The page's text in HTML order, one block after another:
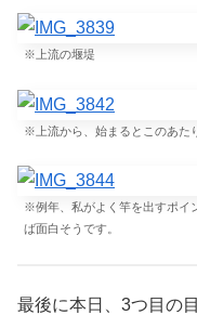
※上流の堰堤
※上流から、始まるとこのあた
※例年、私がよく竿を出すポイ
ば面白そうです。
最後に本日、3つ目の